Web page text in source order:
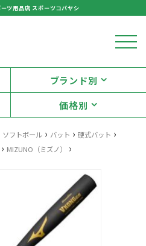
ツ用品店 スポーツコバヤシ
ブランド別
価格別
ソフトボール› バット ›硬式バット ›
› MIZUNO（ミズノ） ›